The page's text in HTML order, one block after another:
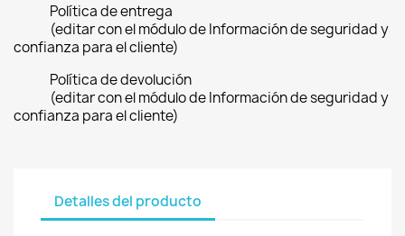
Política de entrega
(editar con el módulo de Información de seguridad y
confianza para el cliente)
Política de devolución
(editar con el módulo de Información de seguridad y
confianza para el cliente)
Detalles del producto